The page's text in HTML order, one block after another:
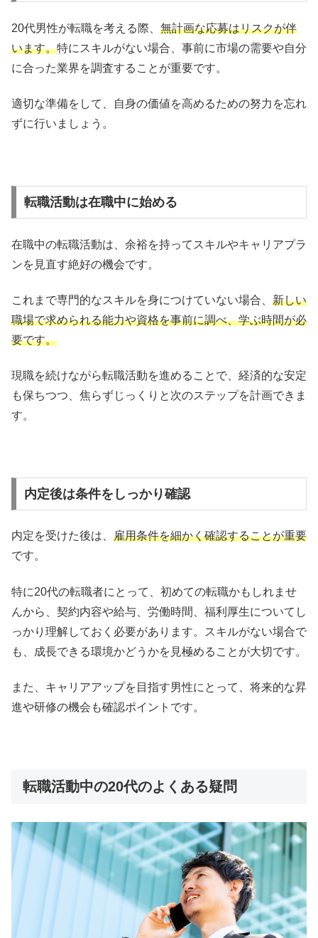
20代男性が転職を考える際、 無計画な応募はリスクが伴
います。特にスキルがない場合、事前に市場の需要や自分
に合った業界を調査することが重要です。
適切な準備をして、自身の価値を高めるための努力を忘れ
ずに行いましょう。
転職活動は在職中に始める
在職中の転職活動は、余裕を持ってスキルやキャリアプラ
ンを見直す絶好の機会です。
これまで専門的なスキルを身につけていない場合、 新しい
職場で求められる能力や資格を事前に調べ、学ぶ時間が必
要です。
現職を続けながら転職活動を進めることで、経済的な安定
も保ちつつ、焦らずじっくりと次のステップを計画できま
す。
内定後は条件をしっかり確認
内定を受けた後は、 雇用条件を細かく確認することが重要
です。
特に20代の転職者にとって、初めての転職かもしれませ
んから、契約内容や給与、労働時間、福利厚生についてし
っかり理解しておく必要があります。スキルがない場合で
も、成長できる環境かどうかを見極めることが大切です。
また、キャリアアップを目指す男性にとって、将来的な昇
進や研修の機会も確認ポイントです。
転職活動中の20代のよくある疑問